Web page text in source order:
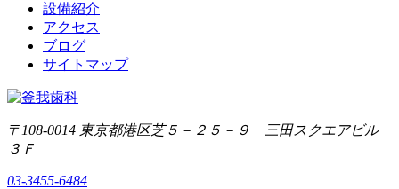
設備紹介
アクセス
ブログ
サイトマップ
〒108-0014 東京都港区芝５－２５－９ 三田スクエアビル
３Ｆ
03-3455-6484